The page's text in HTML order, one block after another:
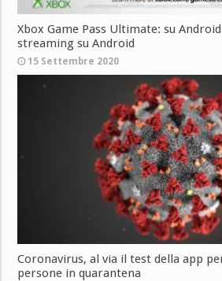
Xbox Game Pass Ultimate: su
streaming su Android
15 Settembre 2020
Coronavirus, al via il test della app
persone in quarantena